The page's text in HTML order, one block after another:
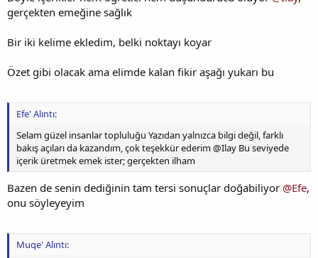
gerçekten emeğine sağlık
Bir iki kelime ekledim, belki noktayı koyar
Özet gibi olacak ama elimde kalan fikir aşağı yukarı bu
Efe' Alıntı:
Selam güzel insanlar topluluğu Yazıdan yalnızca bilgi değil, farklı
bakış açıları da kazandım, çok teşekkür ederim @Ilay Bu seviyede
içerik üretmek emek ister; gerçekten ilham
Bazen de senin dediğinin tam tersi sonuçlar doğabiliyor @Efe,
onu söyleyeyim
Muqe' Alıntı: